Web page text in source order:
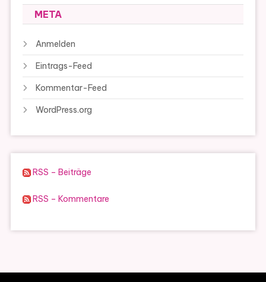
META
Anmelden
Eintrags-Feed
Kommentar-Feed
WordPress.org
RSS – Beiträge
RSS – Kommentare